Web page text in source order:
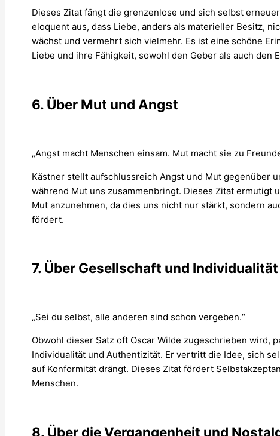
Dieses Zitat fängt die grenzenlose und sich selbst
eloquent aus, dass Liebe, anders als materieller Besitz,
wächst und vermehrt sich vielmehr. Es ist eine schöne
Liebe und ihre Fähigkeit, sowohl den Geber als auch den
6. Über Mut und Angst
„Angst macht Menschen einsam. Mut macht sie zu
Kästner stellt aufschlussreich Angst und Mut gegenüber
während Mut uns zusammenbringt. Dieses Zitat ermutigt
Mut anzunehmen, da dies uns nicht nur stärkt, sondern
fördert.
7. Über Gesellschaft und Individualität
„Sei du selbst, alle anderen sind schon vergeben.“
Obwohl dieser Satz oft Oscar Wilde zugeschrieben wird,
Individualität und Authentizität. Er vertritt die Idee, sich
auf Konformität drängt. Dieses Zitat fördert
Menschen.
8. Über die Vergangenheit und